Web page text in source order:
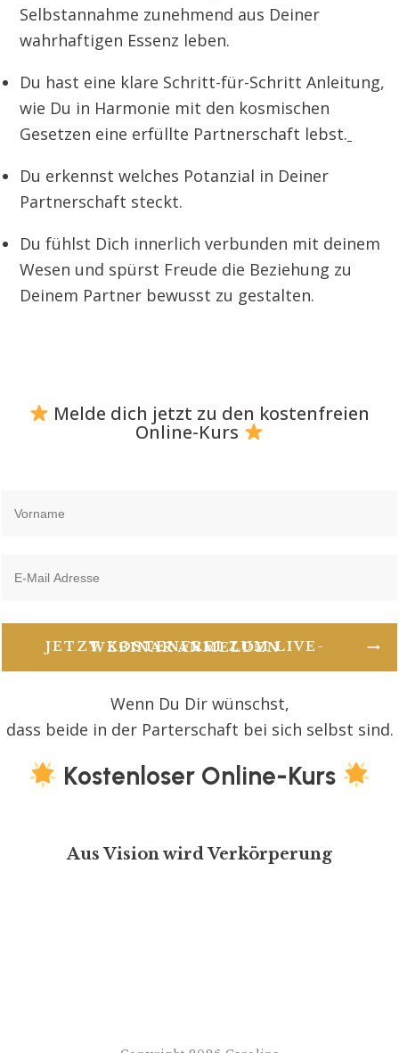
Selbstannahme zunehmend aus Deiner
wahrhaftigen Essenz leben.
Du hast eine klare Schritt-für-Schritt Anleitung,
wie Du in Harmonie mit den kosmischen
Gesetzen eine erfüllte Partnerschaft lebst.
Du erkennst welches Potanzial in Deiner
Partnerschaft steckt.
Du fühlst Dich innerlich verbunden mit deinem
Wesen und spürst Freude die Beziehung zu
Deinem Partner bewusst zu gestalten.
Melde dich jetzt zu den kostenfreien
Online-Kurs
JETZT KOSTENFREI ZUM LIVE-WEBINAR ANMELDEN
Wenn Du Dir wünschst,
dass beide in der Parterschaft bei sich selbst sind.
Kostenloser Online-Kurs
Aus Vision wird Verkörperung